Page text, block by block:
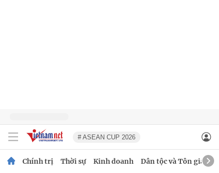
# ASEAN CUP 2026
Chính trị Thời sự Kinh doanh Dân tộc và Tôn giáo